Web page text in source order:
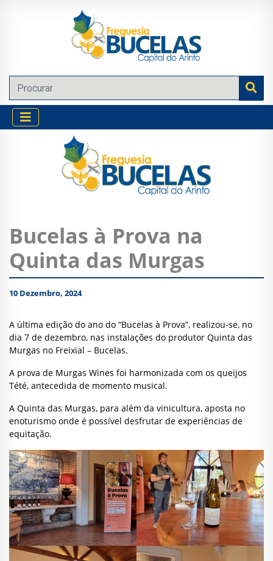
Bucelas à Prova na
Quinta das Murgas
10 Dezembro, 2024
A última edição do ano do “Bucelas à Prova”, realizou-se, no
dia 7 de dezembro, nas instalações do produtor Quinta das
Murgas no Freixial – Bucelas.
A prova de Murgas Wines foi harmonizada com os queijos
Tété, antecedida de momento musical.
A Quinta das Murgas, para além da vinicultura, aposta no
enoturismo onde é possível desfrutar de experiências de
equitação.